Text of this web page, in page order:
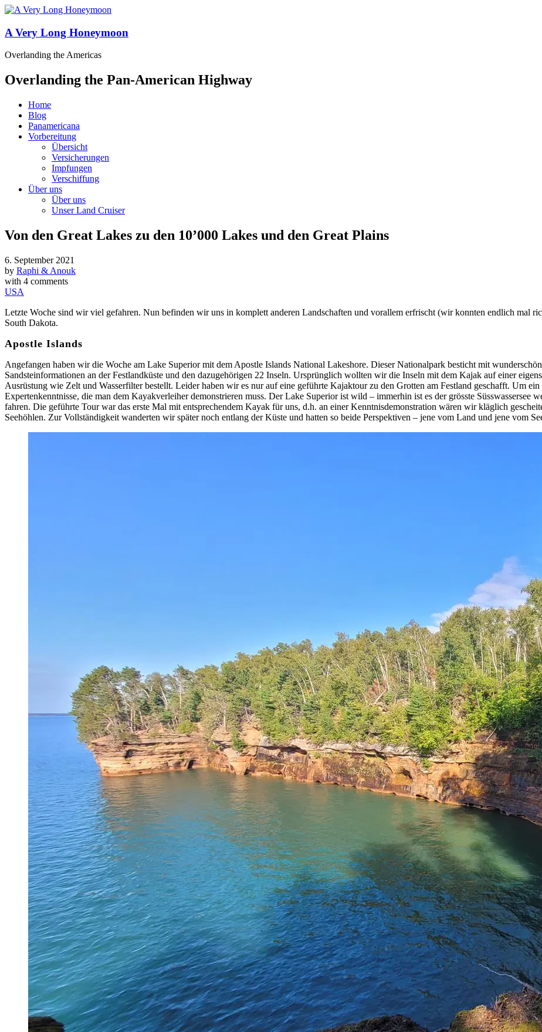
A Very Long Honeymoon
Overlanding the Americas
Overlanding the Pan-American Highway
Home
Blog
Panamericana
Vorbereitung
Übersicht
Versicherungen
Impfungen
Verschiffung
Über uns
Über uns
Unser Land Cruiser
Von den Great Lakes zu den 10’000 Lakes und den Great Plains
6. September 2021
by Raphi & Anouk
with 4 comments
USA
Letzte Woche sind wir viel gefahren. Nun befinden wir uns in komplett anderen Landschaften und vorallem erfrischt (wir konnten endlich mal
South Dakota.
Apostle Islands
Angefangen haben wir die Woche am Lake Superior mit dem Apostle Islands National Lakeshore. Dieser Nationalpark besticht mit
Sandsteinformationen an der Festlandküste und den dazugehörigen 22 Inseln. Ursprünglich wollten wir die Inseln mit dem Kajak auf einer
Ausrüstung wie Zelt und Wasserfilter bestellt. Leider haben wir es nur auf eine geführte Kajaktour zu den Grotten am Festland geschafft. Um
Expertenkenntnisse, die man dem Kayakverleiher demonstrieren muss. Der Lake Superior ist wild – immerhin ist es der grösste Süsswassersee
fahren. Die geführte Tour war das erste Mal mit entsprechendem Kayak für uns, d.h. an einer Kenntnisdemonstration wären wir kläglich
Seehöhlen. Zur Vollständigkeit wanderten wir später noch entlang der Küste und hatten so beide Perspektiven – jene vom Land und jene vom